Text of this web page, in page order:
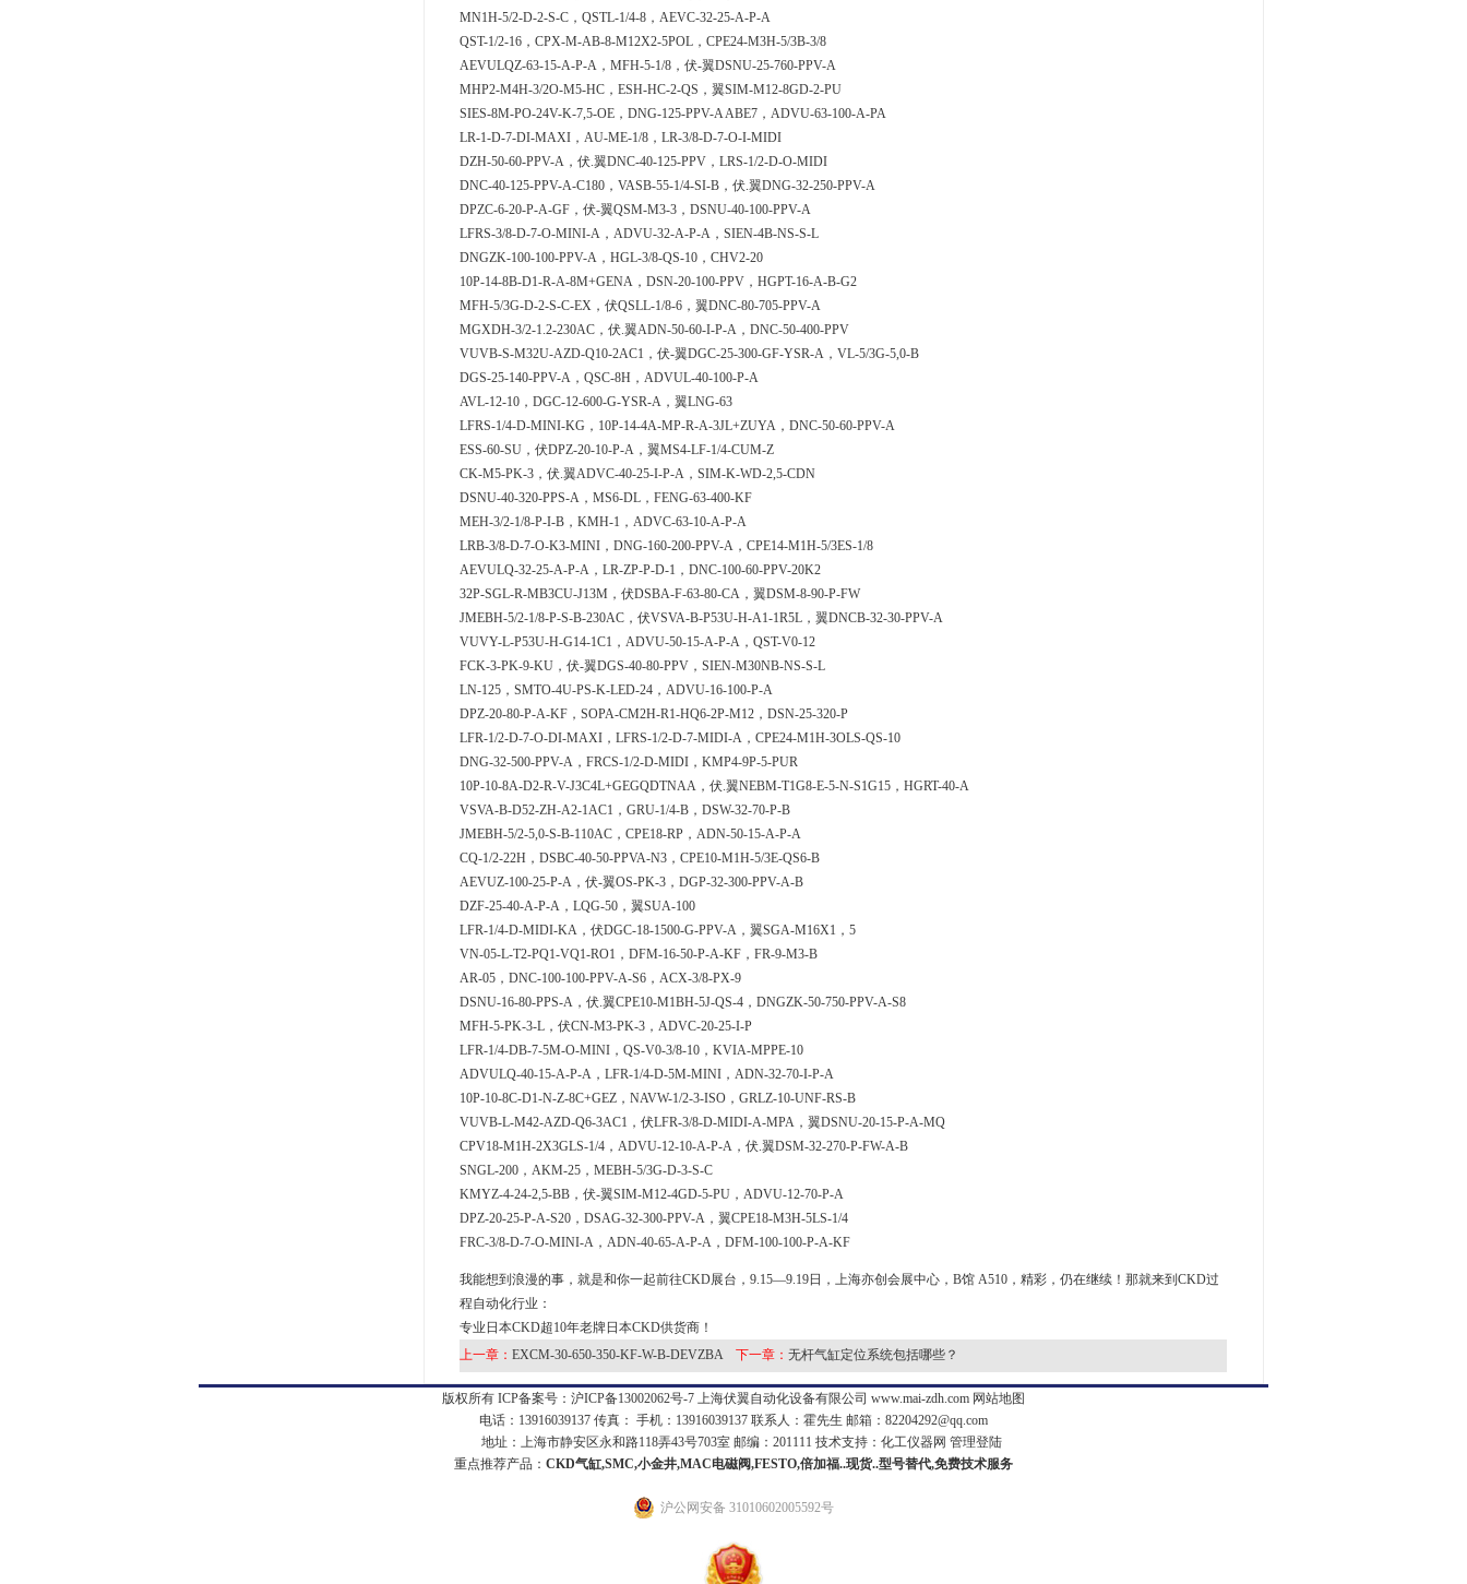
MN1H-5/2-D-2-S-C，QSTL-1/4-8，AEVC-32-25-A-P-A
QST-1/2-16，CPX-M-AB-8-M12X2-5POL，CPE24-M3H-5/3B-3/8
AEVULQZ-63-15-A-P-A，MFH-5-1/8，伏-翼DSNU-25-760-PPV-A
MHP2-M4H-3/2O-M5-HC，ESH-HC-2-QS，翼SIM-M12-8GD-2-PU
SIES-8M-PO-24V-K-7,5-OE，DNG-125-PPV-A ABE7，ADVU-63-100-A-PA
LR-1-D-7-DI-MAXI，AU-ME-1/8，LR-3/8-D-7-O-I-MIDI
DZH-50-60-PPV-A，伏.翼DNC-40-125-PPV，LRS-1/2-D-O-MIDI
DNC-40-125-PPV-A-C180，VASB-55-1/4-SI-B，伏.翼DNG-32-250-PPV-A
DPZC-6-20-P-A-GF，伏-翼QSM-M3-3，DSNU-40-100-PPV-A
LFRS-3/8-D-7-O-MINI-A，ADVU-32-A-P-A，SIEN-4B-NS-S-L
DNGZK-100-100-PPV-A，HGL-3/8-QS-10，CHV2-20
10P-14-8B-D1-R-A-8M+GENA，DSN-20-100-PPV，HGPT-16-A-B-G2
MFH-5/3G-D-2-S-C-EX，伏QSLL-1/8-6，翼DNC-80-705-PPV-A
MGXDH-3/2-1.2-230AC，伏.翼ADN-50-60-I-P-A，DNC-50-400-PPV
VUVB-S-M32U-AZD-Q10-2AC1，伏-翼DGC-25-300-GF-YSR-A，VL-5/3G-5,0-B
DGS-25-140-PPV-A，QSC-8H，ADVUL-40-100-P-A
AVL-12-10，DGC-12-600-G-YSR-A，翼LNG-63
LFRS-1/4-D-MINI-KG，10P-14-4A-MP-R-A-3JL+ZUYA，DNC-50-60-PPV-A
ESS-60-SU，伏DPZ-20-10-P-A，翼MS4-LF-1/4-CUM-Z
CK-M5-PK-3，伏.翼ADVC-40-25-I-P-A，SIM-K-WD-2,5-CDN
DSNU-40-320-PPS-A，MS6-DL，FENG-63-400-KF
MEH-3/2-1/8-P-I-B，KMH-1，ADVC-63-10-A-P-A
LRB-3/8-D-7-O-K3-MINI，DNG-160-200-PPV-A，CPE14-M1H-5/3ES-1/8
AEVULQ-32-25-A-P-A，LR-ZP-P-D-1，DNC-100-60-PPV-20K2
32P-SGL-R-MB3CU-J13M，伏DSBA-F-63-80-CA，翼DSM-8-90-P-FW
JMEBH-5/2-1/8-P-S-B-230AC，伏VSVA-B-P53U-H-A1-1R5L，翼DNCB-32-30-PPV-A
VUVY-L-P53U-H-G14-1C1，ADVU-50-15-A-P-A，QST-V0-12
FCK-3-PK-9-KU，伏-翼DGS-40-80-PPV，SIEN-M30NB-NS-S-L
LN-125，SMTO-4U-PS-K-LED-24，ADVU-16-100-P-A
DPZ-20-80-P-A-KF，SOPA-CM2H-R1-HQ6-2P-M12，DSN-25-320-P
LFR-1/2-D-7-O-DI-MAXI，LFRS-1/2-D-7-MIDI-A，CPE24-M1H-3OLS-QS-10
DNG-32-500-PPV-A，FRCS-1/2-D-MIDI，KMP4-9P-5-PUR
10P-10-8A-D2-R-V-J3C4L+GEGQDTNAA，伏.翼NEBM-T1G8-E-5-N-S1G15，HGRT-40-A
VSVA-B-D52-ZH-A2-1AC1，GRU-1/4-B，DSW-32-70-P-B
JMEBH-5/2-5,0-S-B-110AC，CPE18-RP，ADN-50-15-A-P-A
CQ-1/2-22H，DSBC-40-50-PPVA-N3，CPE10-M1H-5/3E-QS6-B
AEVUZ-100-25-P-A，伏-翼OS-PK-3，DGP-32-300-PPV-A-B
DZF-25-40-A-P-A，LQG-50，翼SUA-100
LFR-1/4-D-MIDI-KA，伏DGC-18-1500-G-PPV-A，翼SGA-M16X1，5
VN-05-L-T2-PQ1-VQ1-RO1，DFM-16-50-P-A-KF，FR-9-M3-B
AR-05，DNC-100-100-PPV-A-S6，ACX-3/8-PX-9
DSNU-16-80-PPS-A，伏.翼CPE10-M1BH-5J-QS-4，DNGZK-50-750-PPV-A-S8
MFH-5-PK-3-L，伏CN-M3-PK-3，ADVC-20-25-I-P
LFR-1/4-DB-7-5M-O-MINI，QS-V0-3/8-10，KVIA-MPPE-10
ADVULQ-40-15-A-P-A，LFR-1/4-D-5M-MINI，ADN-32-70-I-P-A
10P-10-8C-D1-N-Z-8C+GEZ，NAVW-1/2-3-ISO，GRLZ-10-UNF-RS-B
VUVB-L-M42-AZD-Q6-3AC1，伏LFR-3/8-D-MIDI-A-MPA，翼DSNU-20-15-P-A-MQ
CPV18-M1H-2X3GLS-1/4，ADVU-12-10-A-P-A，伏.翼DSM-32-270-P-FW-A-B
SNGL-200，AKM-25，MEBH-5/3G-D-3-S-C
KMYZ-4-24-2,5-BB，伏-翼SIM-M12-4GD-5-PU，ADVU-12-70-P-A
DPZ-20-25-P-A-S20，DSAG-32-300-PPV-A，翼CPE18-M3H-5LS-1/4
FRC-3/8-D-7-O-MINI-A，ADN-40-65-A-P-A，DFM-100-100-P-A-KF
我能想到浪漫的事，就是和你一起前往CKD展台，9.15—9.19日，上海亦创会展中心，B馆 A510，精彩，仍在继续！那就来到CKD过
程自动化行业：
专业日本CKD超10年老牌日本CKD供货商！
上一章： EXCM-30-650-350-KF-W-B-DEVZBA 下一章： 无杆气缸定位系统包括哪些？
版权所有 ICP备案号： 沪ICP备13002062号-7 上海伏翼自动化设备有限公司 www.mai-zdh.com 网站地图
电话：13916039137 传真： 手机：13916039137 联系人：霍先生 邮箱： 82204292@qq.com
地址：上海市静安区永和路118弄43号703室 邮编：201111 技术支持： 化工仪器网 管理登陆
重点推荐产品： CKD气缸,SMC,小金井,MAC电磁阀,FESTO,倍加福..现货..型号替代,免费技术服务
沪公网安备 31010602005592号